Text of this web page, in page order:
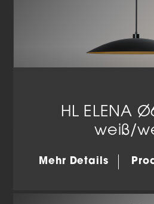
HL ELENA
weiß/
Mehr Details